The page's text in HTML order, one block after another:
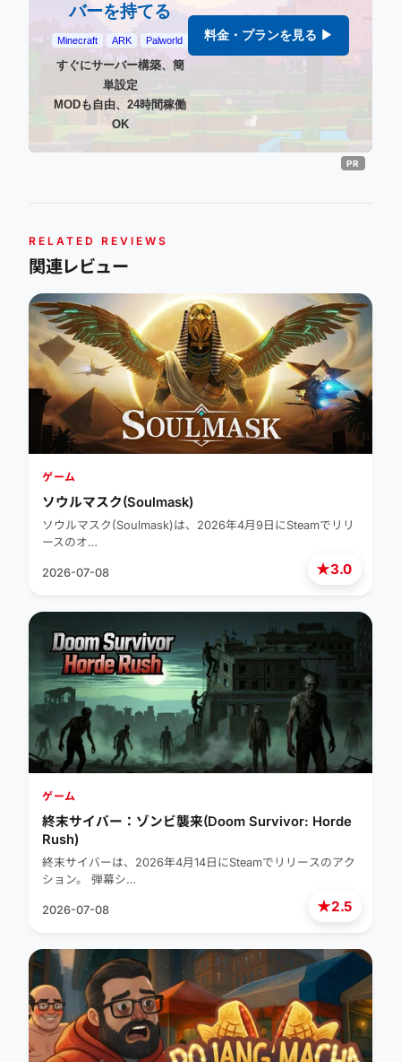
バーを持てる
Minecraft ARK Palworld
すぐにサーバー構築、簡
単設定
MODも自由、24時間稼働
OK
料金・プランを見る ▶
RELATED REVIEWS
関連レビュー
★3.0
ゲーム
ソウルマスク(Soulmask)
ソウルマスク(Soulmask)は、2026年4月9日にSteamでリリ
ースのオ…
2026-07-08
★2.5
ゲーム
終末サイバー：ゾンビ襲来(Doom Survivor: Horde
Rush)
終末サイバーは、2026年4月14日にSteamでリリースのアク
ション。 弾幕シ…
2026-07-08